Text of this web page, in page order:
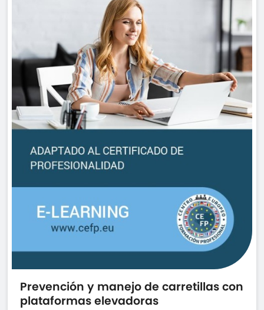
Prevención y manejo de carretillas con
plataformas elevadoras